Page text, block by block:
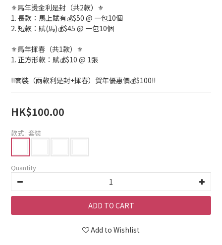
⚜️馬年燙金利是封（共2款）⚜️
1. 長款：馬上賦有💰$50 @ 一包10個
2. 短款：賦(馬)💰$45 @ 一包10個
⚜️馬年揮春（共1款）⚜️
1. 正方形款：賦💰$10 @ 1張
‼️套裝（兩款利是封+揮春）賀年優惠價💰$100‼️
HK$100.00
款式 : 套裝
Quantity
ADD TO CART
Add to Wishlist